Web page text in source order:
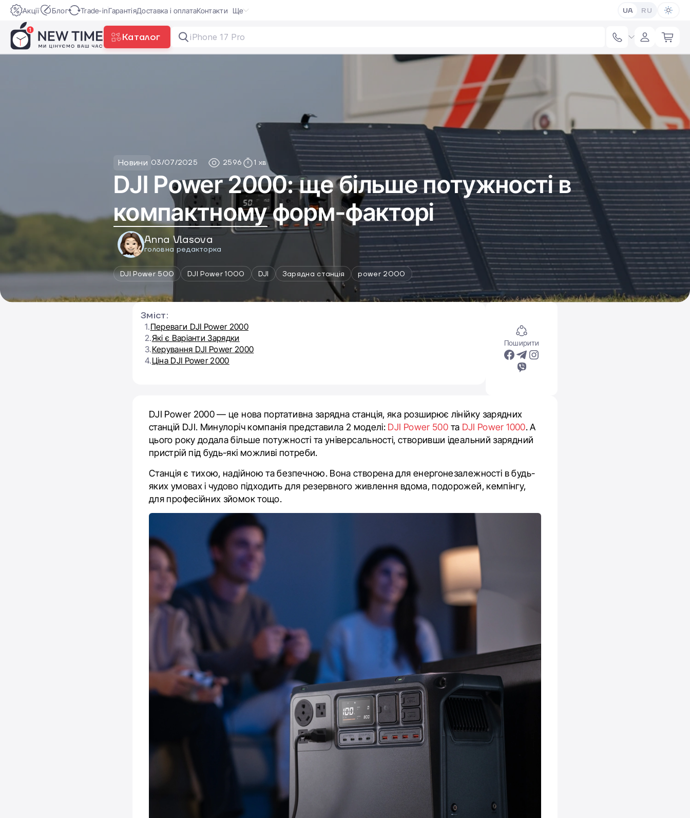
Акції Блог Trade-inГарантіяДоставка і оплатаКонтакти Ще UA RU
Каталог Заряд
Новини 03/07/2025 2596 1 хв
DJI Power 2000: ще більше потужності в
компактному форм-факторі
Anna Vlasova
головна редакторка
DJI Power 500 DJI Power 1000 DJI Зарядна станція power 2000
Поширити
DJI Power 2000 — це нова портативна зарядна станція, яка розширює лінійку зарядних
станцій DJI. Минулоріч компанія представила 2 моделі: DJI Power 500 та DJI Power 1000. А
цього року додала більше потужності та універсальності, створивши ідеальний зарядний
пристрій під будь-які можливі потреби.
Станція є тихою, надійною та безпечною. Вона створена для енергонезалежності в будь-
яких умовах і чудово підходить для резервного живлення вдома, подорожей, кемпінгу,
для професійних зйомок тощо.
Зміст:
1.Переваги DJI Power 2000
2.Які є Варіанти Зарядки
3.Керування DJI Power 2000
4.Ціна DJI Power 2000